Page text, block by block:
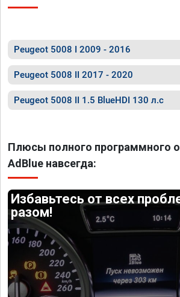
Peugeot 5008 I 2009 - 2016
Peugeot 5008 II 2017 - 2020
Peugeot 5008 II 1.5 BlueHDI 130 л.с
Плюсы полного программного
AdBlue навсегда:
Избавьтесь от всех
разом!